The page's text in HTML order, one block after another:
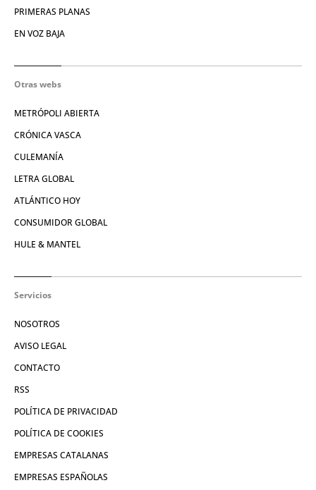
PRIMERAS PLANAS
EN VOZ BAJA
Otras webs
METRÓPOLI ABIERTA
CRÓNICA VASCA
CULEMANÍA
LETRA GLOBAL
ATLÁNTICO HOY
CONSUMIDOR GLOBAL
HULE & MANTEL
Servicios
NOSOTROS
AVISO LEGAL
CONTACTO
RSS
POLÍTICA DE PRIVACIDAD
POLÍTICA DE COOKIES
EMPRESAS CATALANAS
EMPRESAS ESPAÑOLAS